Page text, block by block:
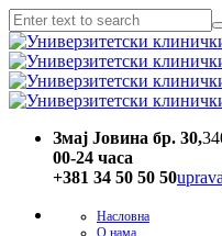
Змај Јовина бр. 30,
00-24 часa
+381 34 50 50 50
Насловна
О нама